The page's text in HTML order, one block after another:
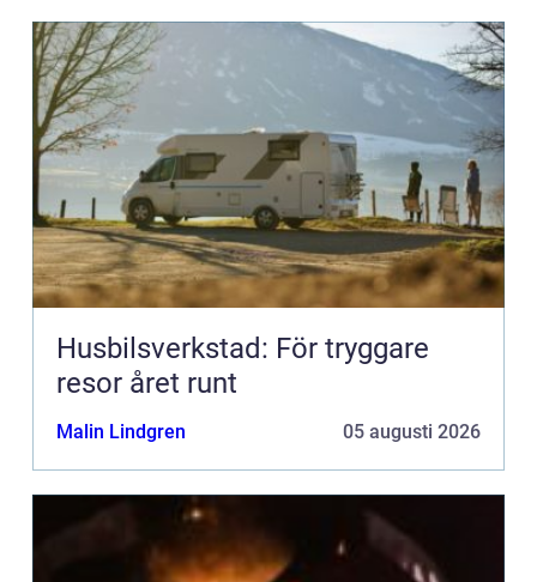
Husbilsverkstad: För tryggare
resor året runt
Malin Lindgren 05 augusti 2026